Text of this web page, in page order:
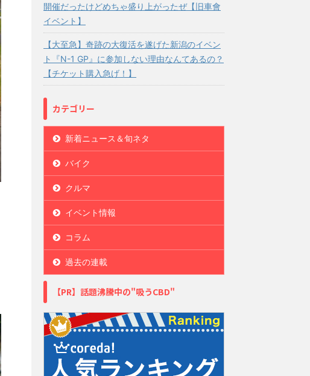
開催だったけどめちゃ盛り上がったぜ【旧車會
イベント】
【大至急】奇跡の大復活を遂げた新潟のイベン
ト『N-1 GP』に参加しない理由なんてあるの？
【チケット購入急げ！】
カテゴリー
新着ニュース＆旬ネタ
バイク
クルマ
イベント情報
コラム
過去の連載
【PR】話題沸騰中の"吸うCBD"